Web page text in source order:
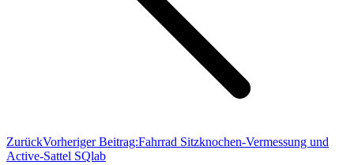
ZurückVorheriger Beitrag:Fahrrad Sitzknochen-Vermessung und
Active-Sattel SQlab